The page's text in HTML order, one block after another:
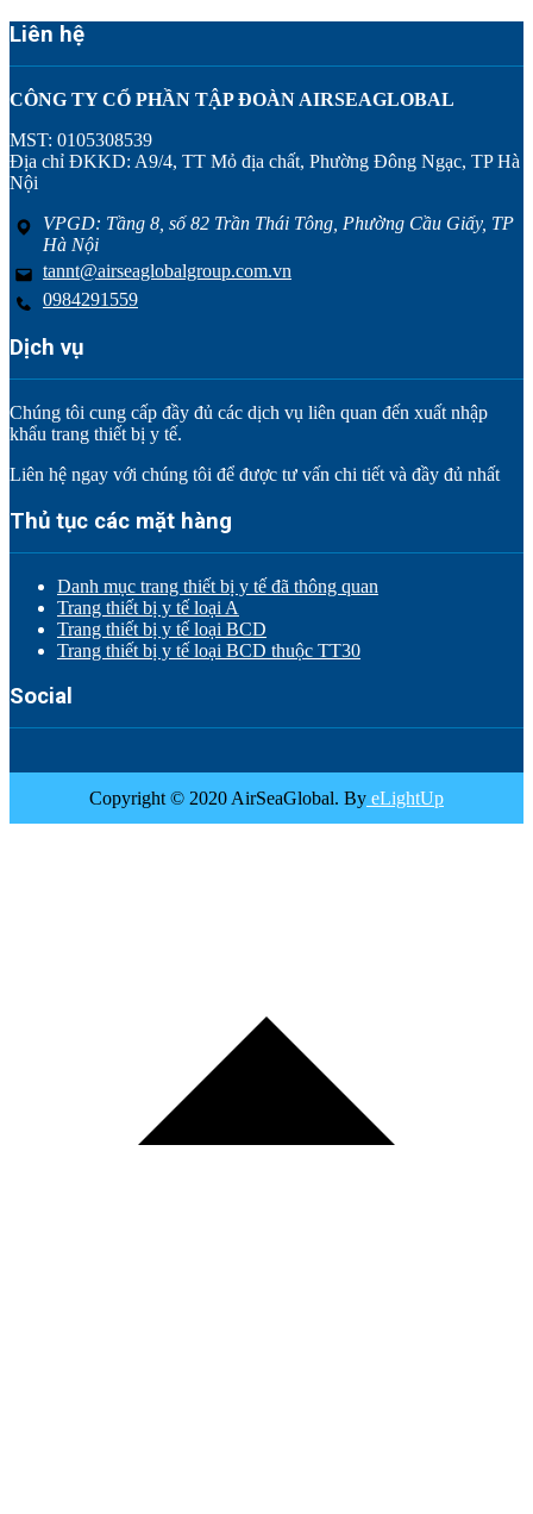
Liên hệ
CÔNG TY CỔ PHẦN TẬP ĐOÀN AIRSEAGLOBAL
MST: 0105308539
Địa chỉ ĐKKD: A9/4, TT Mỏ địa chất, Phường Đông Ngạc, TP Hà
Nội
VPGD: Tầng 8, số 82 Trần Thái Tông, Phường Cầu Giấy, TP
Hà Nội
tannt@airseaglobalgroup.com.vn
0984291559
Dịch vụ
Chúng tôi cung cấp đầy đủ các dịch vụ liên quan đến xuất nhập
khẩu trang thiết bị y tế.
Liên hệ ngay với chúng tôi để được tư vấn chi tiết và đầy đủ nhất
Thủ tục các mặt hàng
Danh mục trang thiết bị y tế đã thông quan
Trang thiết bị y tế loại A
Trang thiết bị y tế loại BCD
Trang thiết bị y tế loại BCD thuộc TT30
Social
Copyright © 2020 AirSeaGlobal. By eLightUp